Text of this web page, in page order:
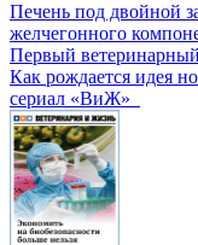
Печень под двойной
желчегонного
Первый
Как рождается идея
сериал «ВиЖ»